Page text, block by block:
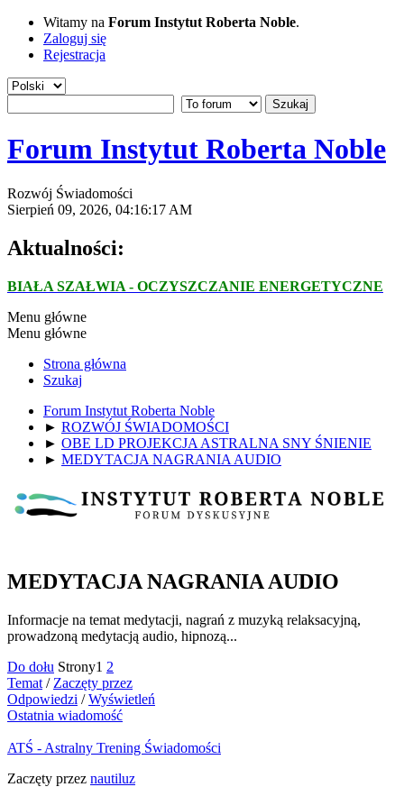
Witamy na Forum Instytut Roberta Noble.
Zaloguj się
Rejestracja
Forum Instytut Roberta Noble
Rozwój Świadomości
Sierpień 09, 2026, 04:16:17 AM
Aktualności:
BIAŁA SZAŁWIA - OCZYSZCZANIE ENERGETYCZNE
Menu główne
Menu główne
Strona główna
Szukaj
Forum Instytut Roberta Noble
► ROZWÓJ ŚWIADOMOŚCI
► OBE LD PROJEKCJA ASTRALNA SNY ŚNIENIE
► MEDYTACJA NAGRANIA AUDIO
MEDYTACJA NAGRANIA AUDIO
Informacje na temat medytacji, nagrań z muzyką relaksacyjną,
prowadzoną medytacją audio, hipnozą...
Do dołu Strony1 2
Temat / Zaczęty przez
Odpowiedzi /Wyświetleń
Ostatnia wiadomość
ATŚ - Astralny Trening Świadomości
Zaczęty przez nautiluz